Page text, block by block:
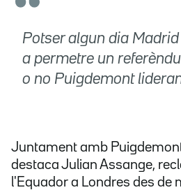
Potser algun dia
a permetre un
o no Puigdemont
Juntament amb
destaca Julian Assange,
l'Equador a Londres des de